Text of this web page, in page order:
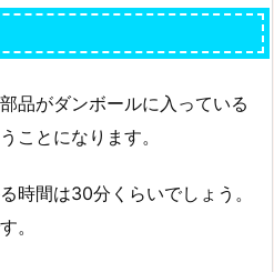
品がダンボールに入っている
ことになります。
時間は30分くらいでしょう。
。